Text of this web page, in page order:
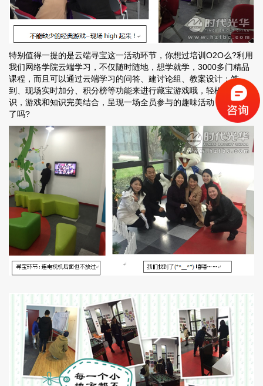
特别值得一提的是云端寻宝这一活动环节，你想过培训O2O么?利用
我们网络学院云端学习，不仅随时随地，想学就学，3000多门精品
课程，而且可以通过云端学习的问答、建讨论组、教案设计：签
到、现场实时加分、积分榜等功能来进行藏宝游戏哦，轻松掌握知
识，游戏和知识完美结合，呈现一场全员参与的趣味活动，你心动
了吗?